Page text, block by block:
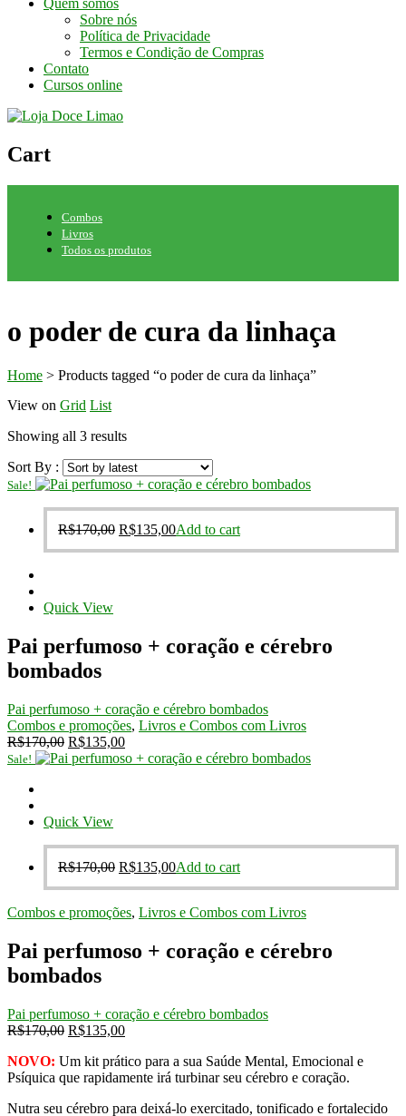
Quem somos
Sobre nós
Política de Privacidade
Termos e Condição de Compras
Contato
Cursos online
Cart
Combos
Livros
Todos os produtos
o poder de cura da linhaça
Home > Products tagged “o poder de cura da linhaça”
View on Grid List
Showing all 3 resultsSorted
latest
Sort By :
Sale!
R$170,00 Original
R$135,00Current
Add to cart
Quick View
Pai perfumoso + coração e cérebro
bombados
Pai perfumoso + coração e cérebro bombados
Combos e promoções, Livros e Combos com Livros
R$170,00 Original
price
R$135,00Current
price
Sale!
Quick View
R$170,00 Original
R$170,00.
R$135,00Current
R$135,00.
Add to cart
Combos e promoções, Livros e Combos com Livros
Pai perfumoso + coração e cérebro
bombados
Pai perfumoso + coração e cérebro bombados
R$170,00 Original
was:
R$170,00.
R$135,00Current
is:
R$135,00.
NOVO: Um kit prático para a sua Saúde Mental, Emocional e
Psíquica que rapidamente irá turbinar seu cérebro e coração.
Nutra seu cérebro para deixá-lo exercitado, tonificado e fortalecido